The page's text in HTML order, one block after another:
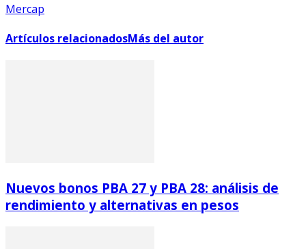
Mercap
Artículos relacionadosMás del autor
Nuevos bonos PBA 27 y PBA 28: análisis de
rendimiento y alternativas en pesos